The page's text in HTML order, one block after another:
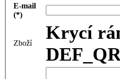
E-mail
(*)
Zboží
Krycí